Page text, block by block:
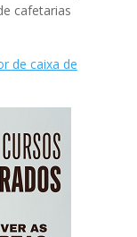
cafetarias
de caixa de